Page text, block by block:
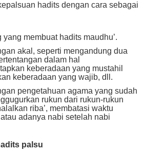
hadits dengan cara sebagai
membuat hadits maudhu’.
akal, seperti mengandung dua
dalam hal
keberadaan yang mustahil
keberadaan yang wajib, dll.
pengetahuan agama yang sudah
rukun dari rukun-rukun
riba’, membatasi waktu
adanya nabi setelah nabi
palsu